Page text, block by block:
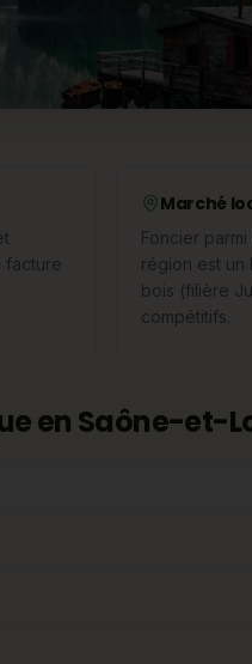
facture
Marché
Foncier
région est un
bois (filière
compétitifs.
en Saône-et-